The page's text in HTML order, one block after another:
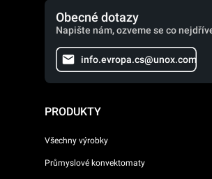
Obecné dotazy
Napište nám, ozveme se co
info.evropa.cs@unox.com
PRODUKTY
Všechny výrobky
Průmyslové konvektomaty